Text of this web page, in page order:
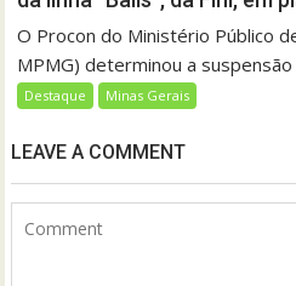
O Procon do Ministério Público
MPMG) determinou a
Destaque Minas Gerais
LEAVE A COMMENT